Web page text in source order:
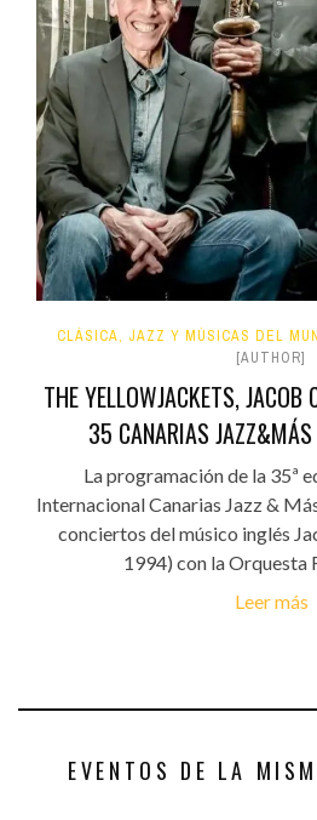
CLÁSICA, JAZZ Y MÚSICAS DEL
[AUTHOR]
THE YELLOWJACKETS, JACOB
35 CANARIAS
La programación de la 35ª
Internacional Canarias Jazz &
conciertos del músico inglés
1994) con la Orquesta
Leer más
EVENTOS DE LA